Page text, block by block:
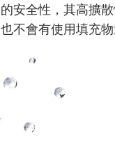
的安全性，其高擴
也不會有使用填充